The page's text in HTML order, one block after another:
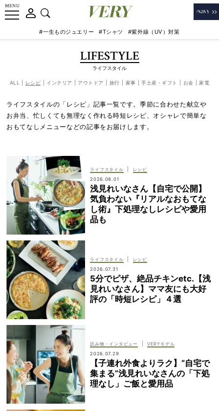
#一生ものジュエリー #Tシャツ #紫外線（UV）対策
LIFESTYLE
ライフスタイル
ALL レシピ インテリア アウトドア 旅行 家事 手土産・ギフト お金 家電
ライフスタイルの「レシピ」記事一覧です。季節に合わせた献立や
お弁当、忙しくても無理なく作れる時短レシピ、オシャレで簡単な
おもてなしメニューなどの記事をお届けします。
ライフスタイル
レシピ
2026.08.01
浅見れいなさん【自宅で公開】
気負わない『リアルなおもてな
し術』下処理なしレシピや愛用
品も
ライフスタイル
レシピ
2026.07.31
5分でピザ、絶品チキンetc.【浅
見れいなさん】ママ友にも大好
評の「時短レシピ」４選
読み物・インタビュー
VERYモデル
2026.07.29
【子連れ外食よりラク】“自宅で
集まる”浅見れいなさんの「下処
理なし」ご飯と愛用品